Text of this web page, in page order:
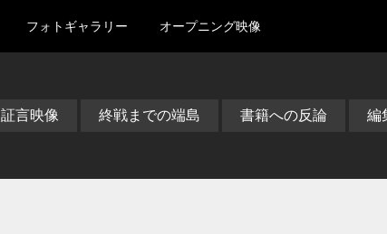
フォトギャラリー オープニング映像
証言映像 終戦までの端島 書籍への反論 編